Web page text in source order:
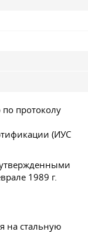
по протоколу
(ИУС
1989 г.
на стальную